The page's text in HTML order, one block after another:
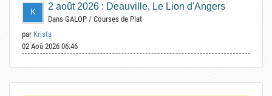
2 août 2026 : Deauville, Le Lion d'Angers
Dans GALOP / Courses de Plat
par Krista
02 Aoû 2026 06:46